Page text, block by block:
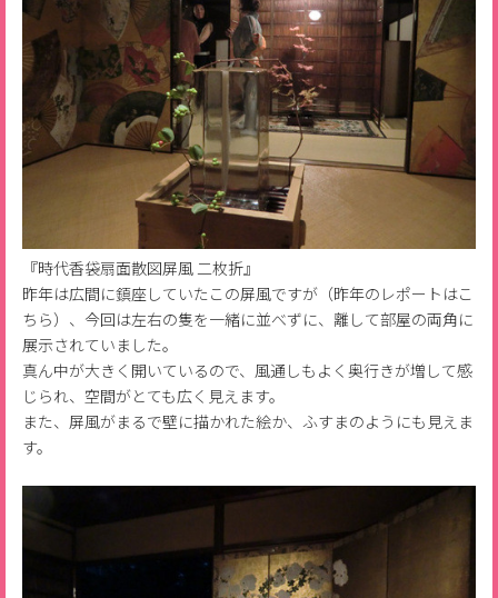
『時代香袋扇面散図屏風 二枚折』
昨年は広間に鎮座していたこの屏風ですが（昨年のレポートはこ
ちら）、今回は左右の隻を一緒に並べずに、離して部屋の両角に
展示されていました。
真ん中が大きく開いているので、風通しもよく奥行きが増して感
じられ、空間がとても広く見えます。
また、屏風がまるで壁に描かれた絵か、ふすまのようにも見えま
す。